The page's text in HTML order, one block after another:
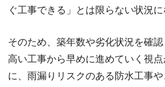
ぐ工事できる」とは限らない状況に
そのため、築年数や劣化状況を確
高い工事から早めに進めていく視
に、雨漏りリスクのある防水工事